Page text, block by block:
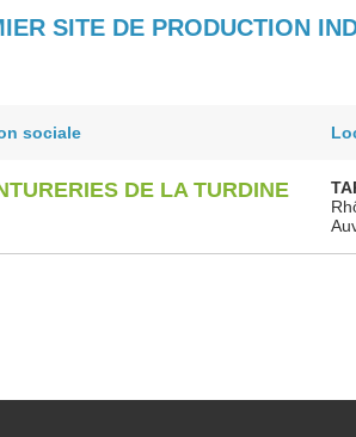
SITE DE PRODUCTION
sociale
DE LA TURDINE